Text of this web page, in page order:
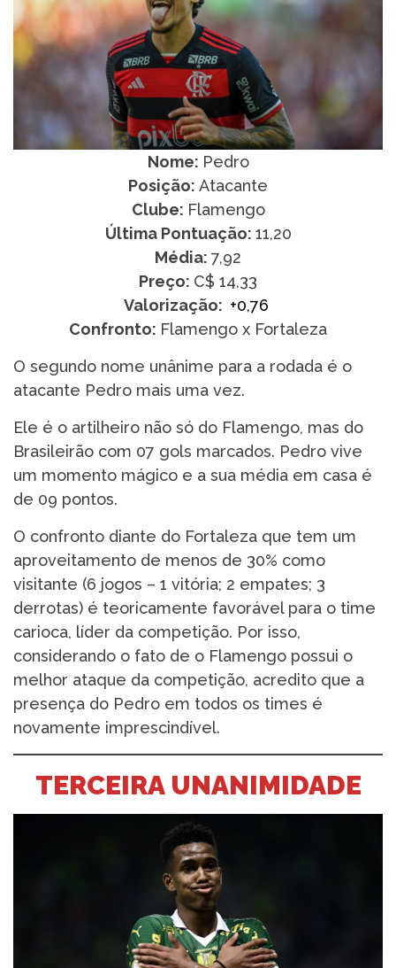
Nome: Pedro
Posição: Atacante
Clube: Flamengo
Última Pontuação: 11,20
Média: 7,92
Preço: C$ 14,33
Valorização: +0,76
Confronto: Flamengo x Fortaleza
O segundo nome unânime para a rodada é o
atacante Pedro mais uma vez.
Ele é o artilheiro não só do Flamengo, mas do
Brasileirão com 07 gols marcados. Pedro vive
um momento mágico e a sua média em casa é
de 09 pontos.
O confronto diante do Fortaleza que tem um
aproveitamento de menos de 30% como
visitante (6 jogos – 1 vitória; 2 empates; 3
derrotas) é teoricamente favorável para o time
carioca, líder da competição. Por isso,
considerando o fato de o Flamengo possui o
melhor ataque da competição, acredito que a
presença do Pedro em todos os times é
novamente imprescindível.
TERCEIRA UNANIMIDADE